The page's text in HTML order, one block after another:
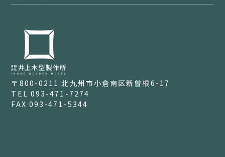
〒800-0211北九州市小倉南区新曽根6-17
TEL 093-471-7274
FAX 093-471-5344